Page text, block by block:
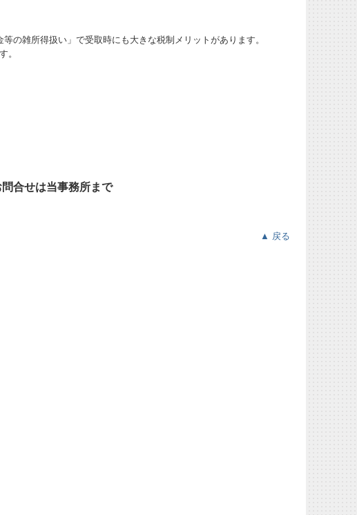
の雑所得扱い」で受取時にも大きな税制メリットがあります。
。
合せは当事務所まで
▲ 戻る